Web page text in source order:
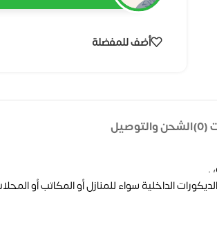
أضف للمفضلة
الشحن والتوصيل